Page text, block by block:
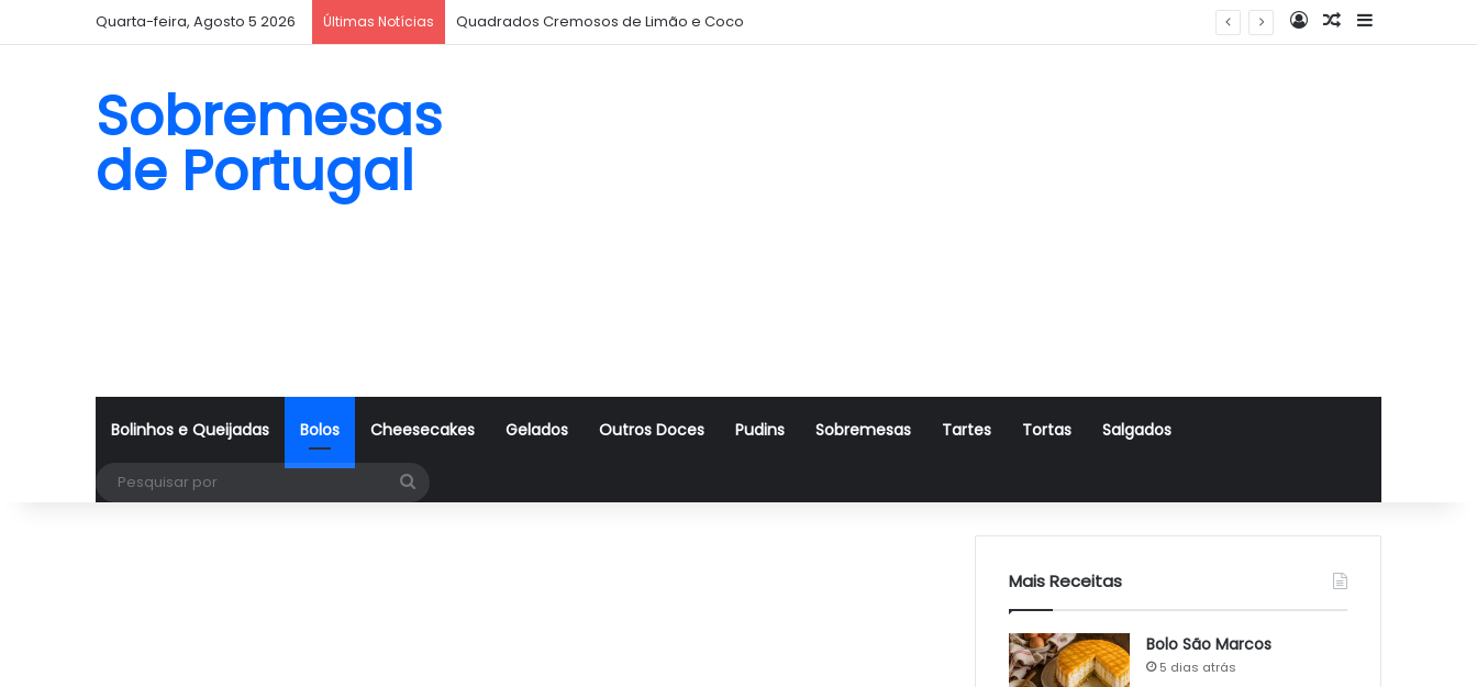
Quarta-feira, Agosto 5 2026 Últimas Notícias Quadrados Cremosos de Limão e Coco Log InArtigo Aleatório
Sidebar
Sobremesas
de Portugal
Bolinhos e Queijadas Bolos Cheesecakes Gelados Outros Doces Pudins Sobremesas Tartes Tortas Salgados
Mais Receitas
Bolo São Marcos
5 dias atrás